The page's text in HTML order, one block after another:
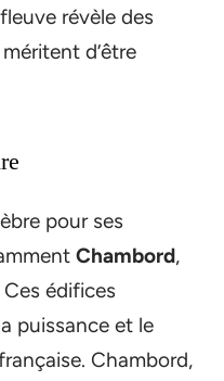
révèle des
d’être
pour ses
Chambord,
Ces édifices
puissance et le
Chambord,